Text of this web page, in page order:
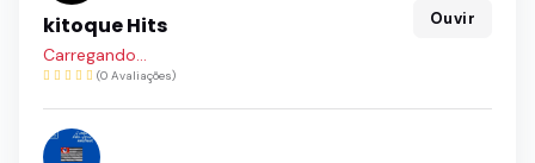
kitoque Hits
Carregando...
(0 Avaliações)
Ouvir